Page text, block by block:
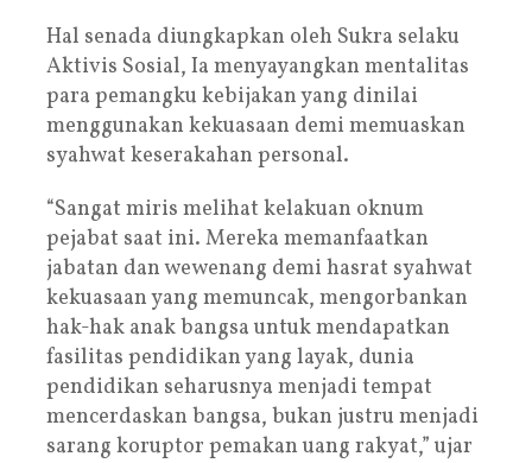
Hal senada diungkapkan oleh Sukra selaku
Aktivis Sosial, Ia menyayangkan mentalitas
para pemangku kebijakan yang dinilai
menggunakan kekuasaan demi memuaskan
syahwat keserakahan personal.
“Sangat miris melihat kelakuan oknum
pejabat saat ini. Mereka memanfaatkan
jabatan dan wewenang demi hasrat syahwat
kekuasaan yang memuncak, mengorbankan
hak-hak anak bangsa untuk mendapatkan
fasilitas pendidikan yang layak, dunia
pendidikan seharusnya menjadi tempat
mencerdaskan bangsa, bukan justru menjadi
sarang koruptor pemakan uang rakyat,” ujar